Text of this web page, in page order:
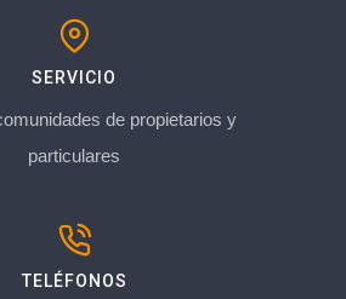
SERVICIO
de propietarios y
particulares
TELÉFONOS